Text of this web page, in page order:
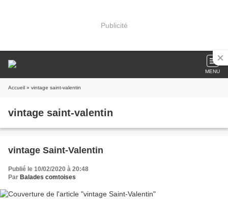
Publicité
MENU
Accueil » vintage saint-valentin
vintage saint-valentin
vintage Saint-Valentin
Publié le 10/02/2020 à 20:48
Par Balades comtoises